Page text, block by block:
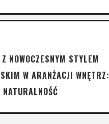
NOWOCZESNYM STYLEM
W ARANŻACJI WNĘTRZ: